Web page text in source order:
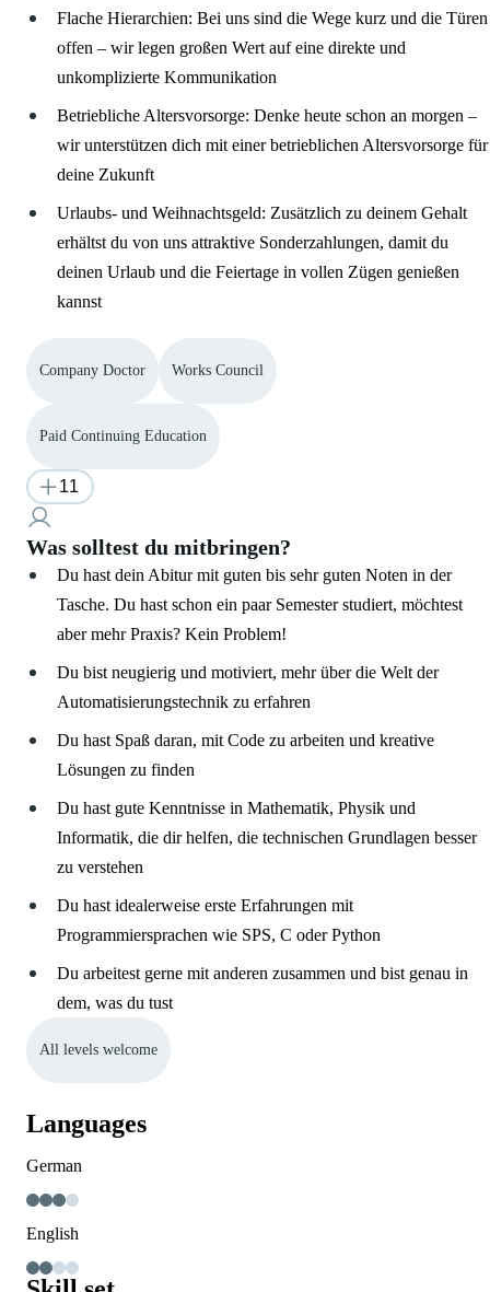
Flache Hierarchien: Bei uns sind die Wege kurz und die Türen
offen – wir legen großen Wert auf eine direkte und
unkomplizierte Kommunikation
Betriebliche Altersvorsorge: Denke heute schon an morgen –
wir unterstützen dich mit einer betrieblichen Altersvorsorge für
deine Zukunft
Urlaubs- und Weihnachtsgeld: Zusätzlich zu deinem Gehalt
erhältst du von uns attraktive Sonderzahlungen, damit du
deinen Urlaub und die Feiertage in vollen Zügen genießen
kannst
Company Doctor Works Council
Paid Continuing Education
11
Was solltest du mitbringen?
Du hast dein Abitur mit guten bis sehr guten Noten in der
Tasche. Du hast schon ein paar Semester studiert, möchtest
aber mehr Praxis? Kein Problem!
Du bist neugierig und motiviert, mehr über die Welt der
Automatisierungstechnik zu erfahren
Du hast Spaß daran, mit Code zu arbeiten und kreative
Lösungen zu finden
Du hast gute Kenntnisse in Mathematik, Physik und
Informatik, die dir helfen, die technischen Grundlagen besser
zu verstehen
Du hast idealerweise erste Erfahrungen mit
Programmiersprachen wie SPS, C oder Python
Du arbeitest gerne mit anderen zusammen und bist genau in
dem, was du tust
All levels welcome
Languages
German
English